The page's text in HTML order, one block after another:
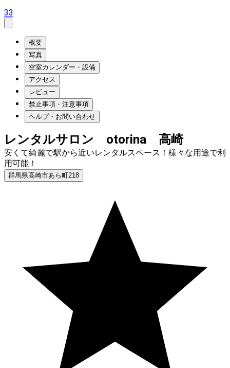
33
概要
写真
空室カレンダー・設備
アクセス
レビュー
禁止事項・注意事項
ヘルプ・お問い合わせ
レンタルサロン otorina 高崎
安くて綺麗で駅から近いレンタルスペース！様々な用途で利
用可能！
群馬県高崎市あら町218